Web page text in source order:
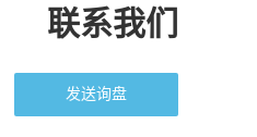
联系我们
发送询盘